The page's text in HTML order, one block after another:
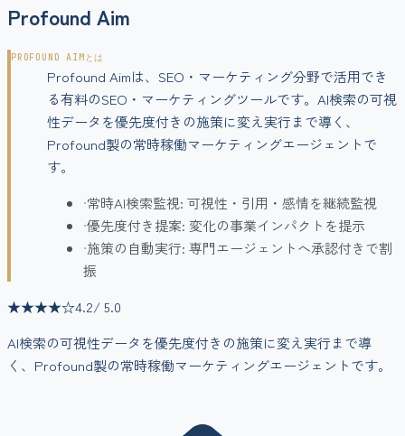
Profound Aim
PROFOUND AIM とは
Profound Aimは、SEO・マーケティング分野で活用でき
る有料のSEO・マーケティングツールです。AI検索の可視
性データを優先度付きの施策に変え実行まで導く、
Profound製の常時稼働マーケティングエージェントで
す。
•常時AI検索監視: 可視性・引用・感情を継続監視
•優先度付き提案: 変化の事業インパクトを提示
•施策の自動実行: 専門エージェントへ承認付きで割
振
★★★★☆4.2/ 5.0
AI検索の可視性データを優先度付きの施策に変え実行まで導
く、Profound製の常時稼働マーケティングエージェントです。